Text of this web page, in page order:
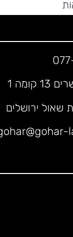
1
שאול ירושלים